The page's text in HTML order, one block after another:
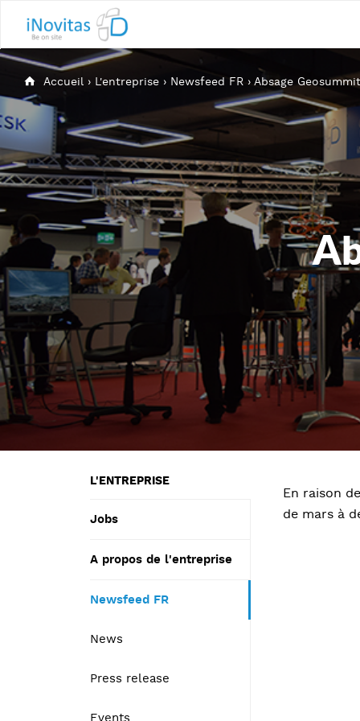
Accueil › L'entreprise › Newsfeed FR › Absage
L'ENTREPRISE
Jobs
A propos de l'entreprise
Newsfeed FR
News
Press release
Events
En raison
de mars à